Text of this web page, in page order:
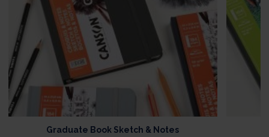
Graduate Book Sketch & Notes